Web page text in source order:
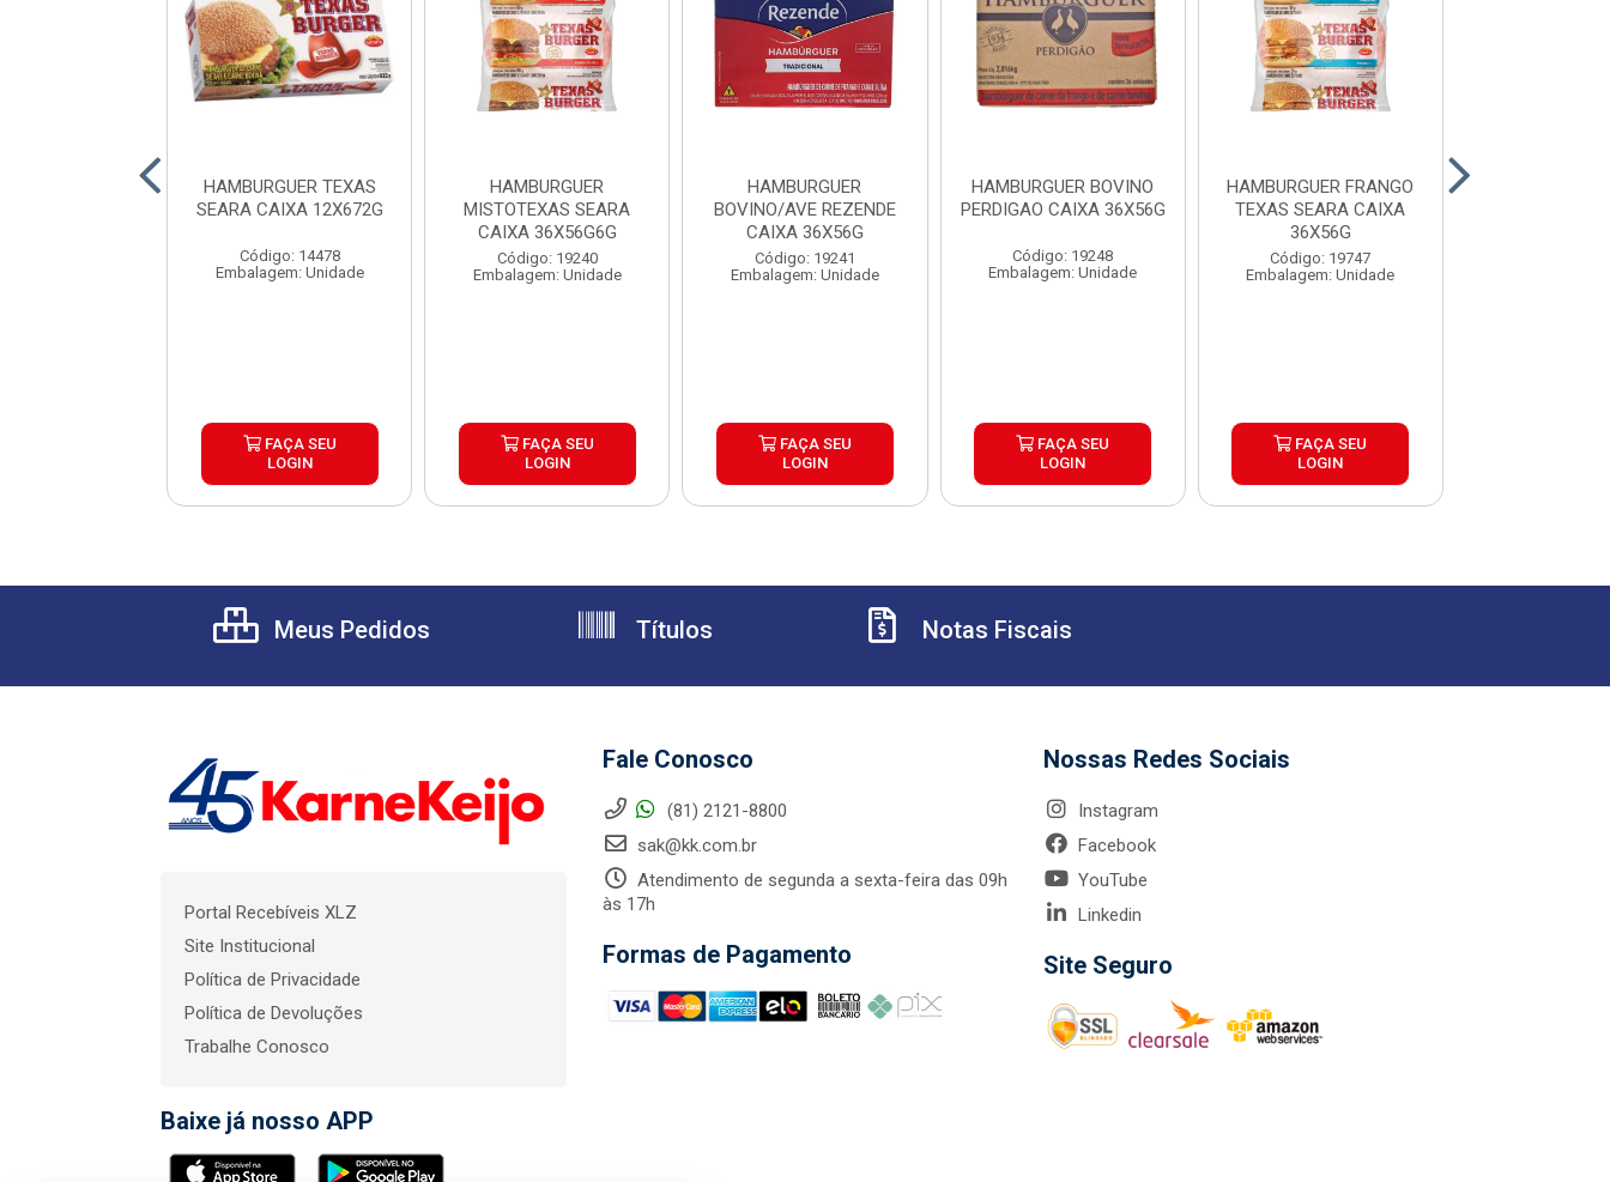
HAMBURGUER TEXAS
SEARA CAIXA 12X672G
Código: 14478
Embalagem: Unidade
FAÇA SEU
LOGIN
HAMBURGUER
MISTOTEXAS SEARA
CAIXA 36X56G6G
Código: 19240
Embalagem: Unidade
FAÇA SEU
LOGIN
HAMBURGUER
BOVINO/AVE REZENDE
CAIXA 36X56G
Código: 19241
Embalagem: Unidade
FAÇA SEU
LOGIN
HAMBURGUER BOVINO
PERDIGAO CAIXA 36X56G
Código: 19248
Embalagem: Unidade
FAÇA SEU
LOGIN
HAMBURGUER FRANGO
TEXAS SEARA CAIXA
36X56G
Código: 19747
Embalagem: Unidade
FAÇA SEU
LOGIN
Meus Pedidos Títulos Notas Fiscais
Portal Recebíveis XLZ
Site Institucional
Política de Privacidade
Política de Devoluções
Trabalhe Conosco
Baixe já nosso APP
Fale Conosco
(81) 2121-8800
sak@kk.com.br
Atendimento de segunda a sexta-feira das 09h
às 17h
Formas de Pagamento
Nossas Redes Sociais
Instagram
Facebook
YouTube
Linkedin
Site Seguro